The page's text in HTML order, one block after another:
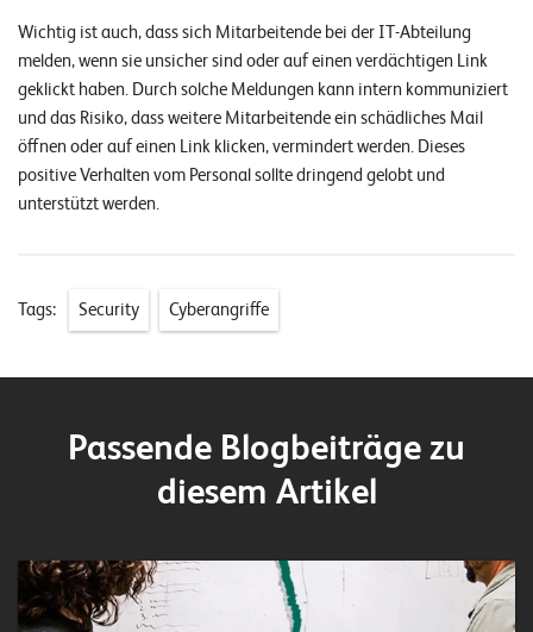
Wichtig ist auch, dass sich Mitarbeitende bei der IT-Abteilung
melden, wenn sie unsicher sind oder auf einen verdächtigen Link
geklickt haben. Durch solche Meldungen kann intern kommuniziert
und das Risiko, dass weitere Mitarbeitende ein schädliches Mail
öffnen oder auf einen Link klicken, vermindert werden. Dieses
positive Verhalten vom Personal sollte dringend gelobt und
unterstützt werden.
Tags: Security Cyberangriffe
Passende Blogbeiträge zu
diesem Artikel